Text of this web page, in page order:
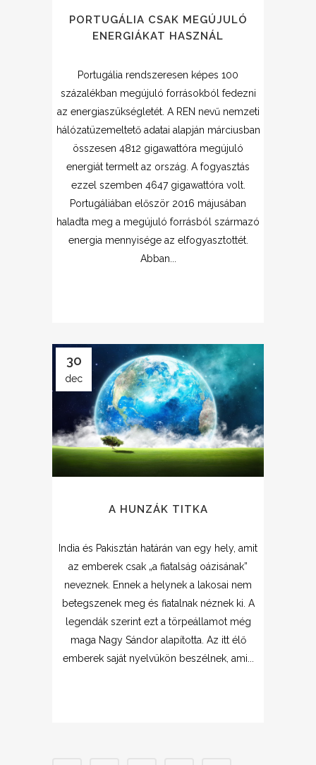
PORTUGÁLIA CSAK MEGÚJULÓ
ENERGIÁKAT HASZNÁL
Portugália rendszeresen képes 100
százalékban megújuló forrásokból fedezni
az energiaszükségletét. A REN nevű nemzeti
hálózatüzemeltető adatai alapján márciusban
összesen 4812 gigawattóra megújuló
energiát termelt az ország. A fogyasztás
ezzel szemben 4647 gigawattóra volt.
Portugáliában először 2016 májusában
haladta meg a megújuló forrásból származó
energia mennyisége az elfogyasztottét.
Abban...
30
dec
A HUNZÁK TITKA
India és Pakisztán határán van egy hely, amit
az emberek csak „a fiatalság oázisának”
neveznek. Ennek a helynek a lakosai nem
betegszenek meg és fiatalnak néznek ki. A
legendák szerint ezt a törpeállamot még
maga Nagy Sándor alapította. Az itt élő
emberek saját nyelvükön beszélnek, ami...